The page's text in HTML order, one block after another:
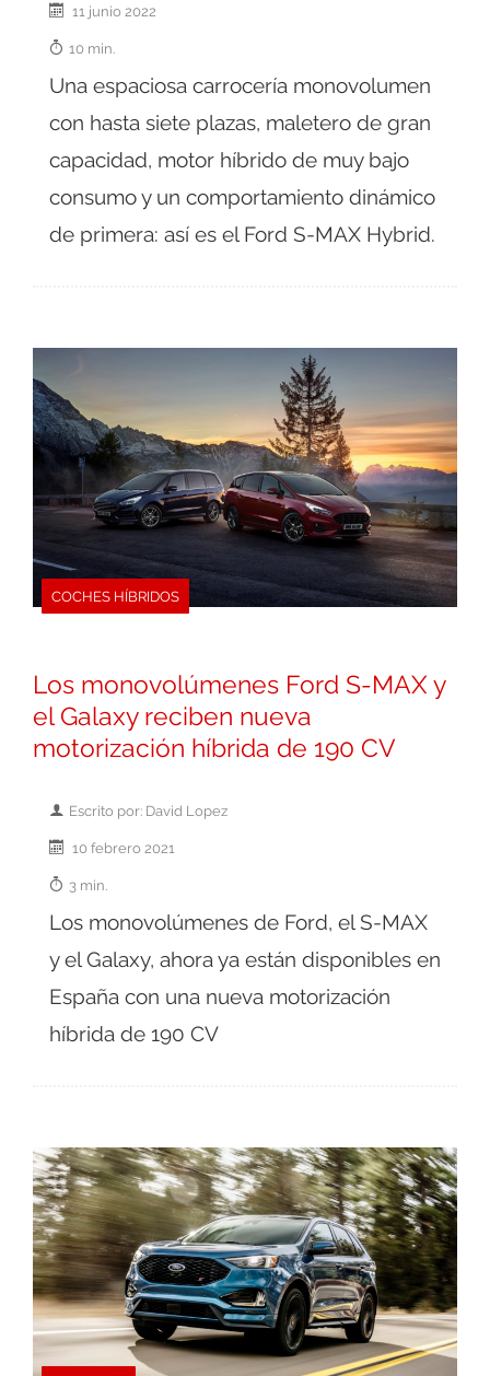
11 junio 2022
10 min.
Una espaciosa carrocería monovolumen
con hasta siete plazas, maletero de gran
capacidad, motor híbrido de muy bajo
consumo y un comportamiento dinámico
de primera: así es el Ford S-MAX Hybrid.
COCHES HÍBRIDOS
Los monovolúmenes Ford S-MAX y
el Galaxy reciben nueva
motorización híbrida de 190 CV
Escrito por: David Lopez
10 febrero 2021
3 min.
Los monovolúmenes de Ford, el S-MAX
y el Galaxy, ahora ya están disponibles en
España con una nueva motorización
híbrida de 190 CV